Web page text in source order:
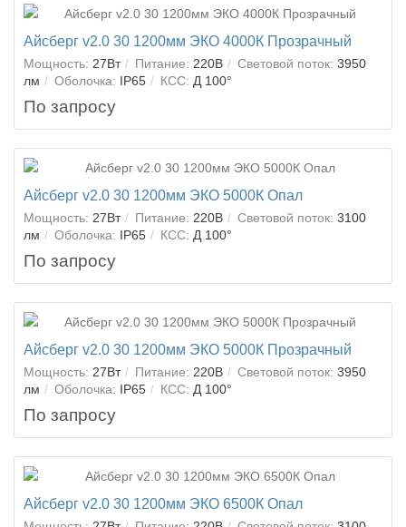
Айсберг v2.0 30 1200мм ЭКО 4000К Прозрачный
Мощность: 27Вт Питание: 220В Световой поток: 3950
лм
Оболочка: IP65 КСС: Д 100°
По запросу
Айсберг v2.0 30 1200мм ЭКО 5000К Опал
Мощность: 27Вт Питание: 220В Световой поток: 3100
лм
Оболочка: IP65 КСС: Д 100°
По запросу
Айсберг v2.0 30 1200мм ЭКО 5000К Прозрачный
Мощность: 27Вт Питание: 220В Световой поток: 3950
лм
Оболочка: IP65 КСС: Д 100°
По запросу
Айсберг v2.0 30 1200мм ЭКО 6500К Опал